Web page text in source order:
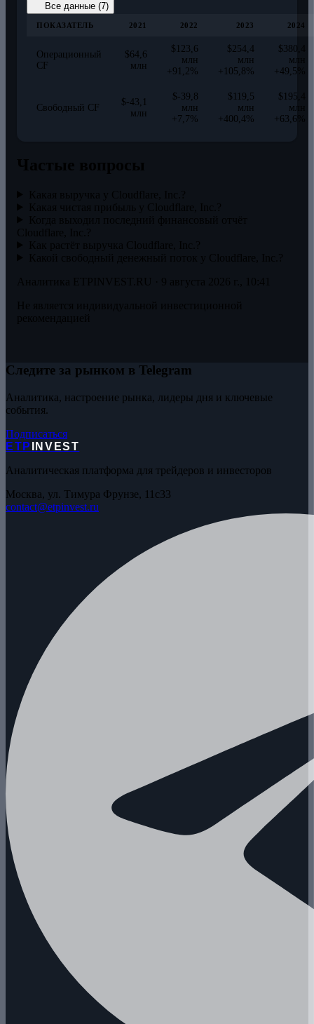
Все данные (7)
ПОКАЗАТЕЛЬ 2021 2022 2023 2024
Операционный
CF
$64,6
млн
$123,6
млн
+91,2%
$254,4
млн
+105,8%
$380,4
млн
+49,5%
Свободный CF
$-43,1
млн
$-39,8
млн
+7,7%
$119,5
млн
+400,4%
$195,4
млн
+63,6%
Следите за рынком в Telegram
Аналитика, настроение рынка, лидеры дня и ключевые
события.
Подписаться
ETP
INVEST
Аналитическая платформа для трейдеров и инвесторов
Москва, ул. Тимура Фрунзе, 11с33
contact@etpinvest.ru